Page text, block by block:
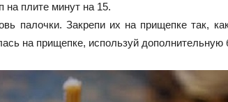
на плите минут на 15.
палочки. Закрепи их на прищепке так,
на прищепке, используй